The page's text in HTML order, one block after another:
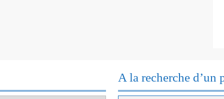
A la recherche d’un